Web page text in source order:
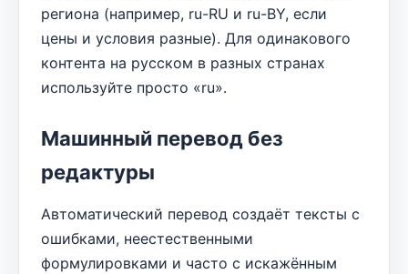
региона (например, ru-RU и ru-BY, если
цены и условия разные). Для одинакового
контента на русском в разных странах
используйте просто «ru».
Машинный перевод без
редактуры
Автоматический перевод создаёт тексты с
ошибками, неестественными
формулировками и часто с искажённым